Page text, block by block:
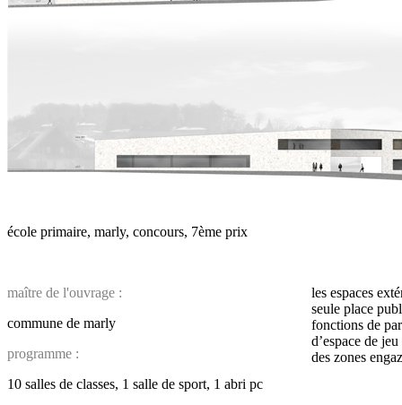
école primaire, marly, concours, 7ème prix
maître de l'ouvrage :
commune de marly
programme :
10 salles de classes, 1 salle de sport, 1 abri pc
les espaces
seule place
fonctions de
d’espace de
des zones